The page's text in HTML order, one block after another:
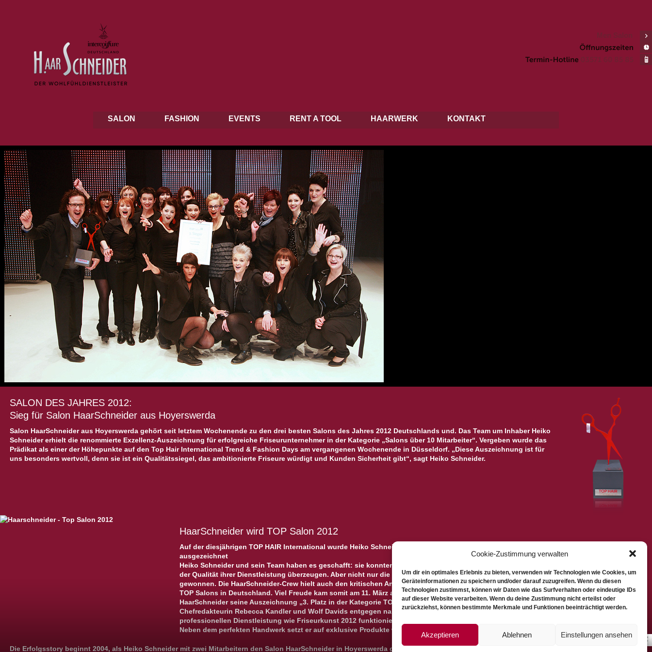
Cookie-Zustimmung verwalten
Um dir ein optimales Erlebnis zu bieten, verwenden wir Technologien wie Cookies, um
Geräteinformationen zu speichern und/oder darauf zuzugreifen. Wenn du diesen
Technologien zustimmst, können wir Daten wie das Surfverhalten oder eindeutige IDs
auf dieser Website verarbeiten. Wenn du deine Zustimmung nicht erteilst oder
zurückziehst, können bestimmte Merkmale und Funktionen beeinträchtigt werden.
Akzeptieren Ablehnen Einstellungen ansehen
SALON FASHION EVENTS RENT A TOOL HAARWERK KONTAKT
SALON DES JAHRES 2012:
Sieg für Salon HaarSchneider aus Hoyerswerda
Salon HaarSchneider aus Hoyerswerda gehört seit letztem Wochenende zu den drei besten Salons des Jahres 2012 Deutschlands und. Das Team um Inhaber Heiko
Schneider erhielt die renommierte Exzellenz-Auszeichnung für erfolgreiche Friseurunternehmer in der Kategorie „Salons über 10 Mitarbeiter“. Vergeben wurde das
Prädikat als einer der Höhepunkte auf den Top Hair International Trend & Fashion Days am vergangenen Wochenende in Düsseldorf. „Diese Auszeichnung ist für
uns besonders wertvoll, denn sie ist ein Qualitätssiegel, das ambitionierte Friseure würdigt und Kunden Sicherheit gibt“, sagt Heiko Schneider.
HaarSchneider wird TOP Salon 2012
Auf der diesjährigen TOP HAIR International wurde Heiko Schneider in der Kategorie „über 10 Mitarbeiter“ mit dem dritten Platz
ausgezeichnet
Heiko Schneider und sein Team haben es geschafft: sie konnten die unabhängige Jury mit ihrem Konzept, dem wirtschaftlichen Erfolg und
der Qualität ihrer Dienstleistung überzeugen. Aber nicht nur die Jury hat der TOP Salon 2012 in der Kategorie „über 10 Mitarbeiter“ für sich
gewonnen. Die HaarSchneider-Crew hielt auch den kritischen Anforderungen der Testkunden absolut stand und zählt somit zu den drei
TOP Salons in Deutschland. Viel Freude kam somit am 11. März auf der Showbühne der TOP HAIR in Düsseldorf auf, als das Team
HaarSchneider seine Auszeichnung „3. Platz in der Kategorie TOP Salon 2012, über 10 Mitarbeiter“ persönlich von TOP HAIR-
Chefredakteurin Rebecca Kandler und Wolf Davids entgegen nahm. Der Salon aus Hoyerswerda zeigt mit seinem Engagement und seiner
professionellen Dienstleistung wie Friseurkunst 2012 funktioniert. Heiko Schneider ist überzeugt, von dem was er seinen Kunden bietet.
Neben dem perfekten Handwerk setzt er auf exklusive Produkte wie beispielsweise TIGI Haircare, die beste Ergebnisse garantieren.
Die Erfolgsstory beginnt 2004, als Heiko Schneider mit zwei Mitarbeitern den Salon HaarSchneider in Hoyerswerda gründet. Acht Jahre später besteht das Team aus stolzen 20 Mitarbeitern,